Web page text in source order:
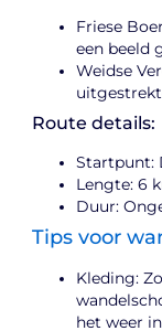
Friese
een beeld
Weidse
Route details:
Startpunt:
Lengte: 6
Duur:
Tips voor
Kleding:
het weer